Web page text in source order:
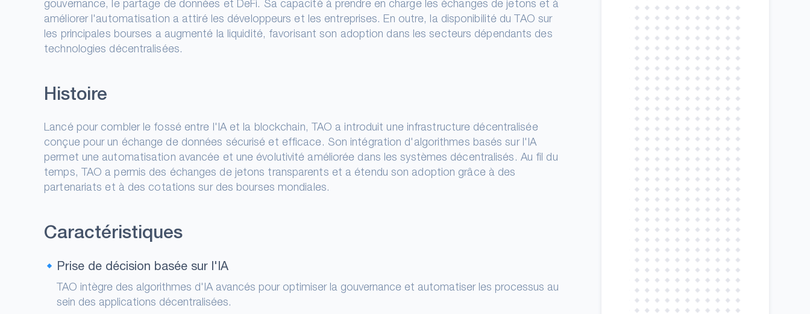
gouvernance, le partage de données et DeFi. Sa capacité à prendre en charge les échanges de jetons et à
améliorer l'automatisation a attiré les développeurs et les entreprises. En outre, la disponibilité du TAO sur
les principales bourses a augmenté la liquidité, favorisant son adoption dans les secteurs dépendants des
technologies décentralisées.
Histoire
Lancé pour combler le fossé entre l'IA et la blockchain, TAO a introduit une infrastructure décentralisée
conçue pour un échange de données sécurisé et efficace. Son intégration d'algorithmes basés sur l'IA
permet une automatisation avancée et une évolutivité améliorée dans les systèmes décentralisés. Au fil du
temps, TAO a permis des échanges de jetons transparents et a étendu son adoption grâce à des
partenariats et à des cotations sur des bourses mondiales.
Caractéristiques
Prise de décision basée sur l'IA
TAO intègre des algorithmes d'IA avancés pour optimiser la gouvernance et automatiser les processus au
sein des applications décentralisées.